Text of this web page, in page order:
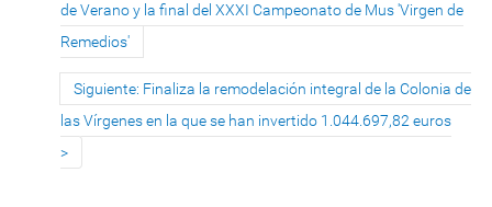
de Verano y la final del XXXI Campeonato de Mus 'Virgen de
Remedios'
Siguiente: Finaliza la remodelación integral de la Colonia de
las Vírgenes en la que se han invertido 1.044.697,82 euros